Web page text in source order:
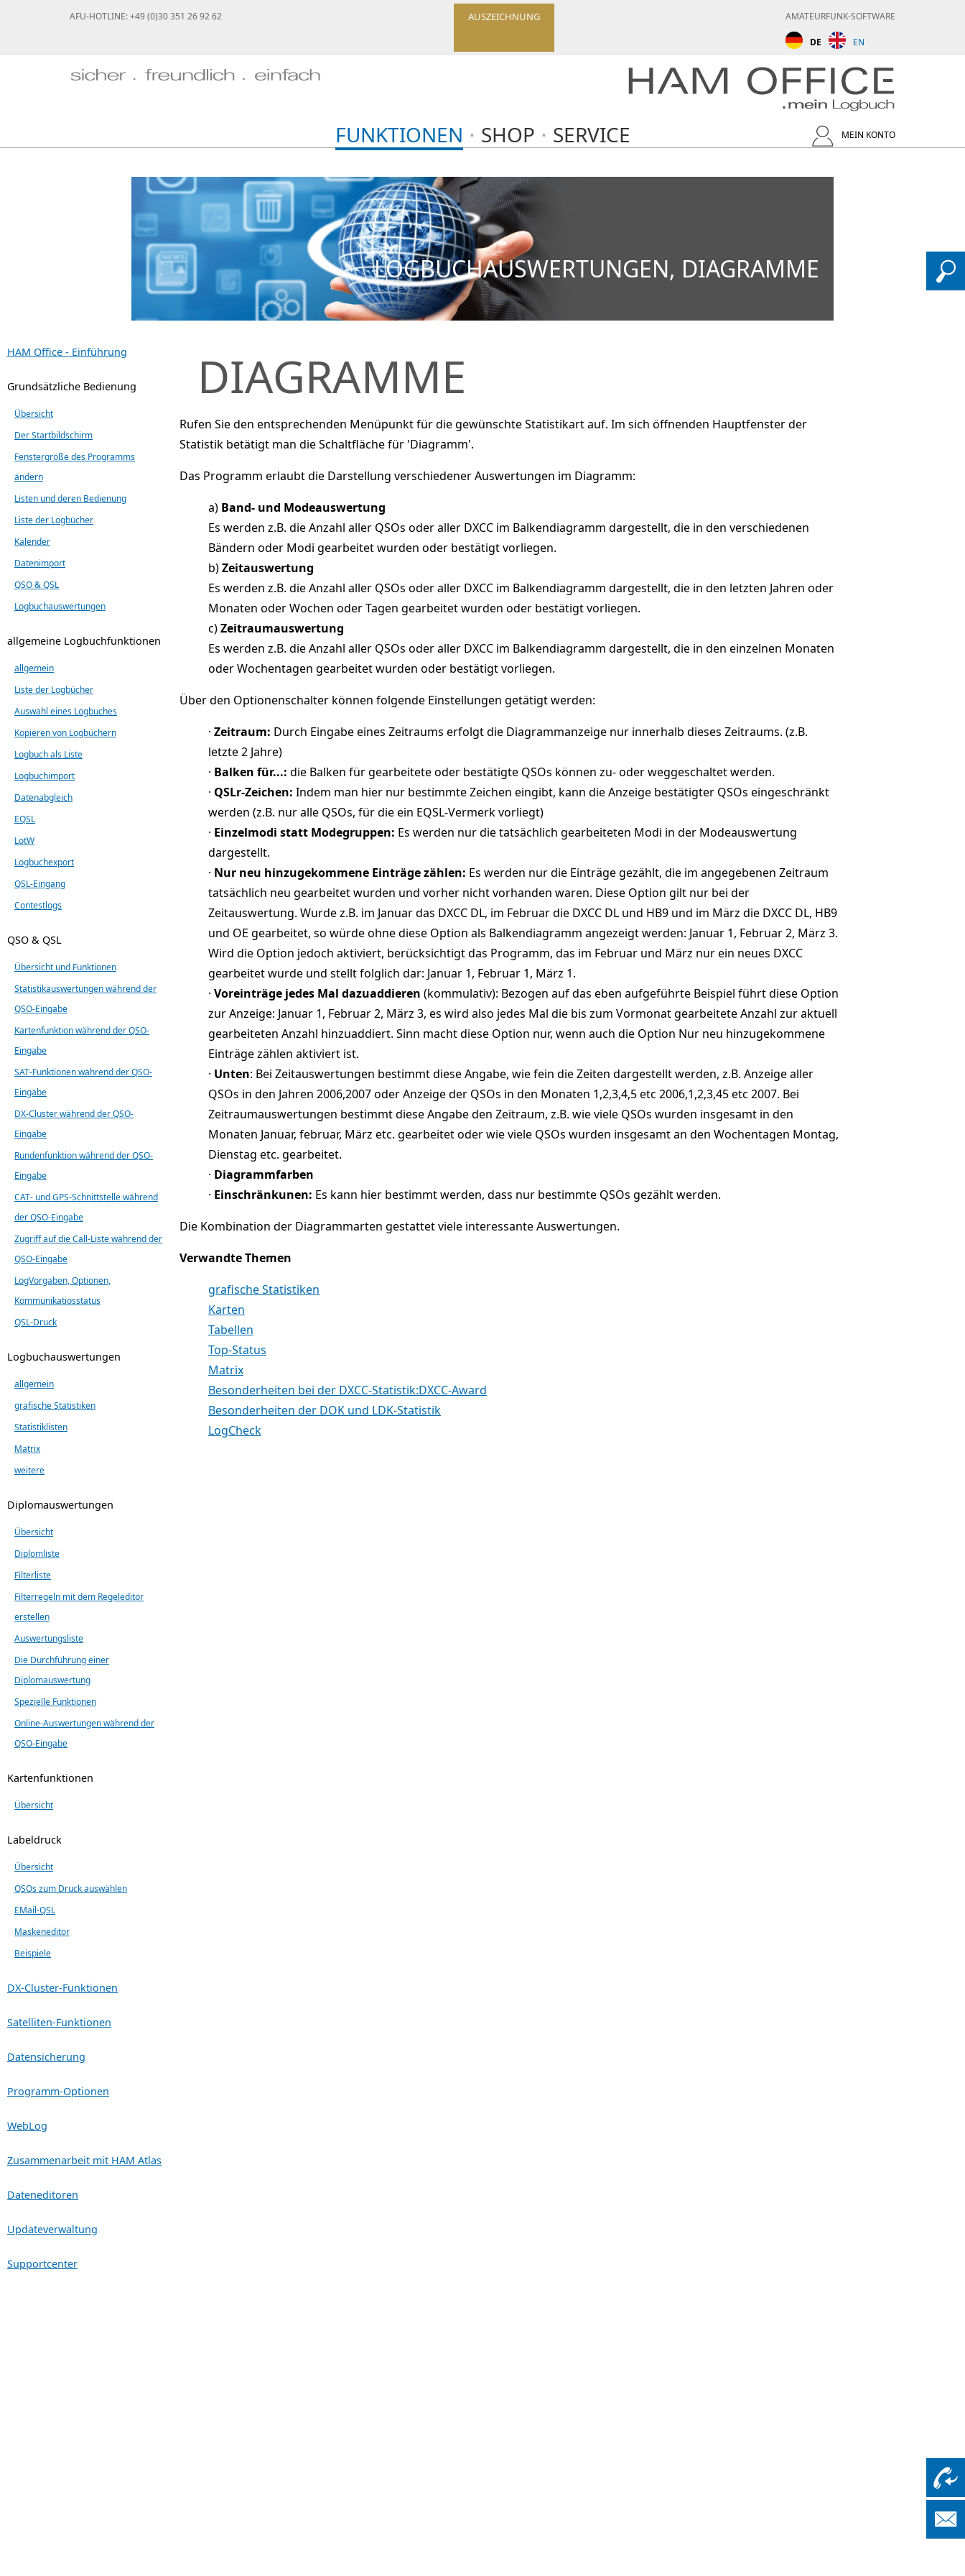
AFU-HOTLINE: +49 (0)30 351 26 92 62 AUSZEICHNUNG AMATEURFUNK-SOFTWARE
DE EN
MEIN KONTO
FUNKTIONEN SHOP SERVICE
LOGBUCHAUSWERTUNGEN, DIAGRAMME
HAM Office - Einführung
Grundsätzliche Bedienung
Übersicht
Der Startbildschirm
Fenstergröße des Programms
ändern
Listen und deren Bedienung
Liste der Logbücher
Kalender
Datenimport
QSO & QSL
Logbuchauswertungen
allgemeine Logbuchfunktionen
allgemein
Liste der Logbücher
Auswahl eines Logbuches
Kopieren von Logbüchern
Logbuch als Liste
Logbuchimport
Datenabgleich
EQSL
LotW
Logbuchexport
QSL-Eingang
Contestlogs
QSO & QSL
Übersicht und Funktionen
Statistikauswertungen während der
QSO-Eingabe
Kartenfunktion während der QSO-
Eingabe
SAT-Funktionen während der QSO-
Eingabe
DX-Cluster während der QSO-
Eingabe
Rundenfunktion während der QSO-
Eingabe
CAT- und GPS-Schnittstelle während
der QSO-Eingabe
Zugriff auf die Call-Liste während der
QSO-Eingabe
LogVorgaben, Optionen,
Kommunikatiosstatus
QSL-Druck
Logbuchauswertungen
allgemein
grafische Statistiken
Statistiklisten
Matrix
weitere
Diplomauswertungen
Übersicht
Diplomliste
Filterliste
Filterregeln mit dem Regeleditor
erstellen
Auswertungsliste
Die Durchführung einer
Diplomauswertung
Spezielle Funktionen
Online-Auswertungen während der
QSO-Eingabe
Kartenfunktionen
Übersicht
Labeldruck
Übersicht
QSOs zum Druck auswählen
EMail-QSL
Maskeneditor
Beispiele
DX-Cluster-Funktionen
Satelliten-Funktionen
Datensicherung
Programm-Optionen
WebLog
Zusammenarbeit mit HAM Atlas
Dateneditoren
Updateverwaltung
Supportcenter
DIAGRAMME
Rufen Sie den entsprechenden Menüpunkt für die gewünschte Statistikart auf. Im sich öffnenden Hauptfenster der
Statistik betätigt man die Schaltfläche für 'Diagramm'.
Das Programm erlaubt die Darstellung verschiedener Auswertungen im Diagramm:
a) Band- und Modeauswertung
Es werden z.B. die Anzahl aller QSOs oder aller DXCC im Balkendiagramm dargestellt, die in den verschiedenen
Bändern oder Modi gearbeitet wurden oder bestätigt vorliegen.
b)Zeitauswertung
Es werden z.B. die Anzahl aller QSOs oder aller DXCC im Balkendiagramm dargestellt, die in den letzten Jahren oder
Monaten oder Wochen oder Tagen gearbeitet wurden oder bestätigt vorliegen.
c)Zeitraumauswertung
Es werden z.B. die Anzahl aller QSOs oder aller DXCC im Balkendiagramm dargestellt, die in den einzelnen Monaten
oder Wochentagen gearbeitet wurden oder bestätigt vorliegen.
Über den Optionenschalter können folgende Einstellungen getätigt werden:
· Zeitraum: Durch Eingabe eines Zeitraums erfolgt die Diagrammanzeige nur innerhalb dieses Zeitraums. (z.B.
letzte 2 Jahre)
· Balken für...: die Balken für gearbeitete oder bestätigte QSOs können zu- oder weggeschaltet werden.
· QSLr-Zeichen: Indem man hier nur bestimmte Zeichen eingibt, kann die Anzeige bestätigter QSOs eingeschränkt
werden (z.B. nur alle QSOs, für die ein EQSL-Vermerk vorliegt)
· Einzelmodi statt Modegruppen: Es werden nur die tatsächlich gearbeiteten Modi in der Modeauswertung
dargestellt.
· Nur neu hinzugekommene Einträge zählen: Es werden nur die Einträge gezählt, die im angegebenen Zeitraum
tatsächlich neu gearbeitet wurden und vorher nicht vorhanden waren. Diese Option gilt nur bei der
Zeitauswertung. Wurde z.B. im Januar das DXCC DL, im Februar die DXCC DL und HB9 und im März die DXCC DL, HB9
und OE gearbeitet, so würde ohne diese Option als Balkendiagramm angezeigt werden: Januar 1, Februar 2, März 3.
Wird die Option jedoch aktiviert, berücksichtigt das Programm, das im Februar und März nur ein neues DXCC
gearbeitet wurde und stellt folglich dar: Januar 1, Februar 1, März 1.
· Voreinträge jedes Mal dazuaddieren (kommulativ): Bezogen auf das eben aufgeführte Beispiel führt diese Option
zur Anzeige: Januar 1, Februar 2, März 3, es wird also jedes Mal die bis zum Vormonat gearbeitete Anzahl zur aktuell
gearbeiteten Anzahl hinzuaddiert. Sinn macht diese Option nur, wenn auch die Option Nur neu hinzugekommene
Einträge zählen aktiviert ist.
· Unten: Bei Zeitauswertungen bestimmt diese Angabe, wie fein die Zeiten dargestellt werden, z.B. Anzeige aller
QSOs in den Jahren 2006,2007 oder Anzeige der QSOs in den Monaten 1,2,3,4,5 etc 2006,1,2,3,45 etc 2007. Bei
Zeitraumauswertungen bestimmt diese Angabe den Zeitraum, z.B. wie viele QSOs wurden insgesamt in den
Monaten Januar, februar, März etc. gearbeitet oder wie viele QSOs wurden insgesamt an den Wochentagen Montag,
Dienstag etc. gearbeitet.
· Diagrammfarben
· Einschränkunen: Es kann hier bestimmt werden, dass nur bestimmte QSOs gezählt werden.
Die Kombination der Diagrammarten gestattet viele interessante Auswertungen.
Verwandte Themen
grafische Statistiken
Karten
Tabellen
Top-Status
Matrix
Besonderheiten bei der DXCC-Statistik:DXCC-Award
Besonderheiten der DOK und LDK-Statistik
LogCheck